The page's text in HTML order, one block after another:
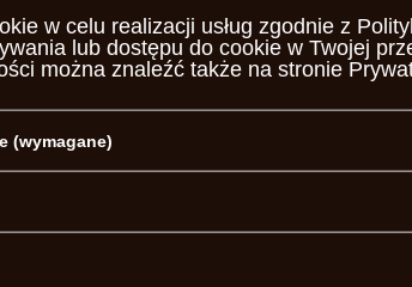
wprowadzeniem obniżki:
+11%
4 044,00 zł-1%
w celu realizacji usług zgodnie z
lub dostępu do cookie w Twojej
można znaleźć także na stronie
(wymagane)